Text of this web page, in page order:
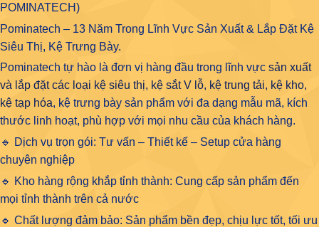
POMINATECH)
Pominatech – 13 Năm Trong Lĩnh Vực Sản Xuất & Lắp Đặt Kệ
Siêu Thị, Kệ Trưng Bày.
Pominatech tự hào là đơn vị hàng đầu trong lĩnh vực sản xuất
và lắp đặt các loại kệ siêu thị, kệ sắt V lỗ, kệ trung tải, kệ kho,
kệ tạp hóa, kệ trưng bày sản phẩm với đa dạng mẫu mã, kích
thước linh hoạt, phù hợp với mọi nhu cầu của khách hàng.
🔹 Dịch vụ trọn gói: Tư vấn – Thiết kế – Setup cửa hàng
chuyên nghiệp
🔹 Kho hàng rộng khắp tỉnh thành: Cung cấp sản phẩm đến
mọi tỉnh thành trên cả nước
🔹 Chất lượng đảm bảo: Sản phẩm bền đẹp, chịu lực tốt, tối ưu